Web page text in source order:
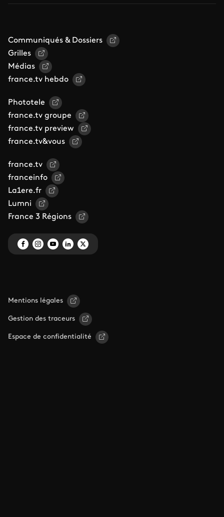
Communiqués & Dossiers
Grilles
Médias
france.tv hebdo
Phototele
france.tv groupe
france.tv preview
france.tv&vous
france.tv
franceinfo
La1ere.fr
Lumni
France 3 Régions
Mentions légales
Gestion des traceurs
Espace de confidentialité